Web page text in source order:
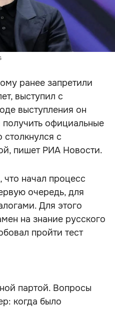
ранее запретили
выступил с
выступления он
получить официальные
с
пишет РИА Новости.
начал процесс
очередь, для
Для этого
на знание русского
пройти тест
партой. Вопросы
когда было